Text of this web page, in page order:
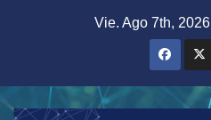
Vie. Ago 7th, 2026